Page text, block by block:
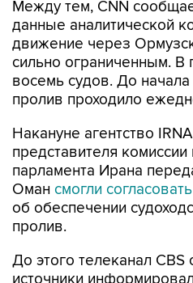
движение через
сильно ограниченным. В
восемь судов. До начала
пролив проходило
Накануне агентство
парламента Ирана
Омансмогли согласовать
об обеспечении
пролив.
До этого телеканал CBS
Маскат смогут